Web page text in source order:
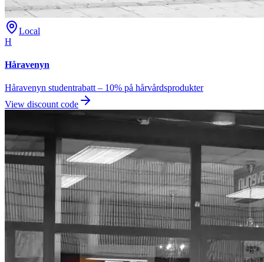
Local
H
Håravenyn
Håravenyn studentrabatt – 10% på hårvårdsprodukter
View discount code